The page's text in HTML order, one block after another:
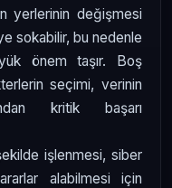
yerlerinin değişmesi
sokabilir, bu nedenle
önem taşır. Boş
seçimi, verinin
kritik başarı
işlenmesi, siber
alabilmesi için